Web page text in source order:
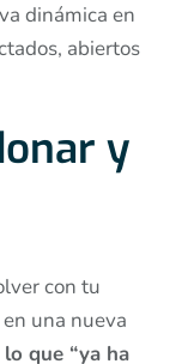
dinámica en
abiertos
y
con tu
una nueva
que “ya ha